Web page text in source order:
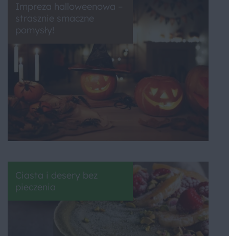
Impreza halloweenowa –
strasznie smaczne
pomysły!
Ciasta i desery bez
pieczenia